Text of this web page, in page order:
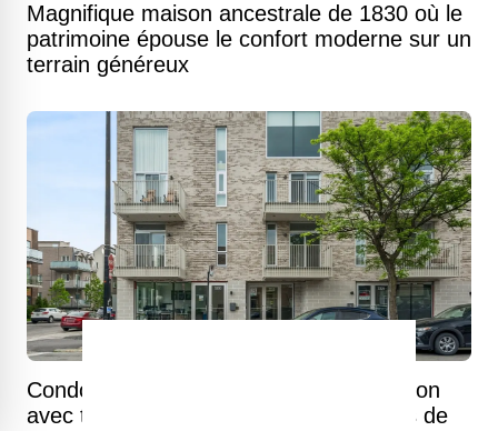
Magnifique maison ancestrale de 1830 où le
patrimoine épouse le confort moderne sur un
terrain généreux
Condo neuf d'esprit loft sur la rue Masson
avec terrasse panoramique sur les toits de